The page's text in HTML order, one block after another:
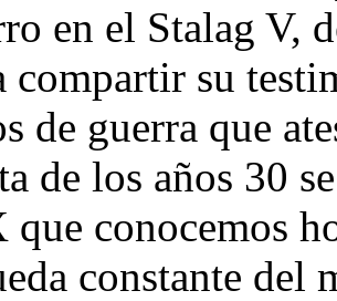
en el Stalag V,
compartir su
de guerra que
de los años 30
conocemos
constante del